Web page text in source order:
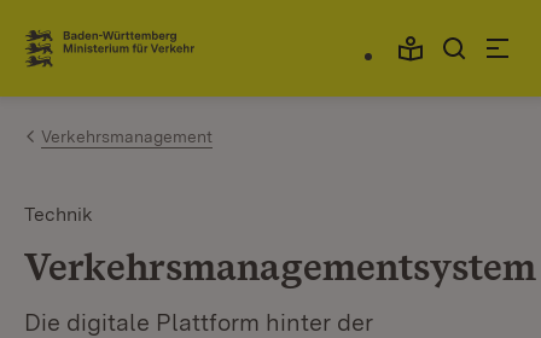
Zum Inhalt springen
Link zur Startseite
Verkehrsmanagement
Technik
Verkehrsmanagementsystem
Die digitale Plattform hinter der